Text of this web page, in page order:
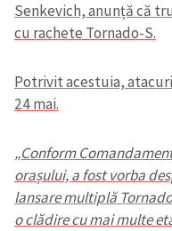
Senkevich, anunță că
cu rachete Tornado-S.
Potrivit acestuia,
24 mai.
„Conform
orașului, a fost vorba
lansare multiplă
o clădire cu mai multe